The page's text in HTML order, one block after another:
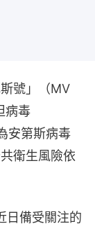
號」（MV
病毒
安第斯病毒
衛生風險依
日備受關注的